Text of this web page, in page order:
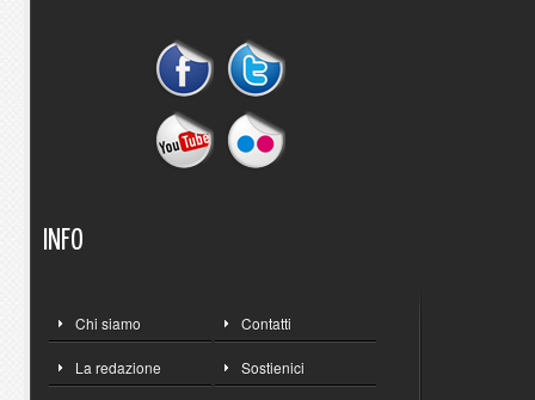
INFO
Chi siamo Contatti
La redazione Sostienici